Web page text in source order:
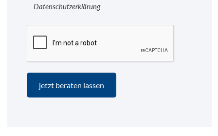
Datenschutzerklärung